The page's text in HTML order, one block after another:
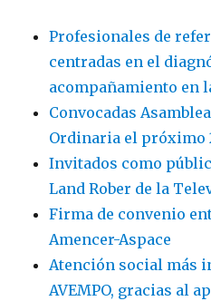
Profesionales de
centradas en el
acompañamiento en
Convocadas
Ordinaria el próximo
Invitados como
Land Rober de la
Firma de convenio
Amencer-Aspace
Atención social más
AVEMPO, gracias al